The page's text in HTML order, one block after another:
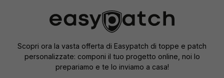
Scopri ora la vasta offerta di Easypatch di toppe e patch
personalizzate: componi il tuo progetto online, noi lo
prepariamo e te lo inviamo a casa!